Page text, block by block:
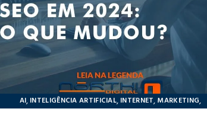
AI, INTELIGÊNCIA ARTIFICIAL, INTERNET, MARKETING,